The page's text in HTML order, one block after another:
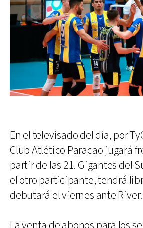
En el televisado del día, por
Club Atlético Paracao jugará
partir de las 21. Gigantes del
el otro participante, tendrá
debutará el viernes ante River.